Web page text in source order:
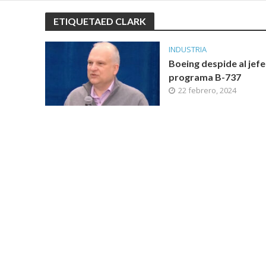
ETIQUETAED CLARK
INDUSTRIA
Boeing despide al
programa B-737
22 febrero, 2024